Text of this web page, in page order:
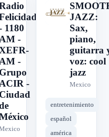
1180
AM -
AM -
Grupo
ACIR -
Ciudad
S
JAZZ:
Sax,
piano,
guitarra
voz: cool
jazz
Mexico
entretenimiento
español
américa